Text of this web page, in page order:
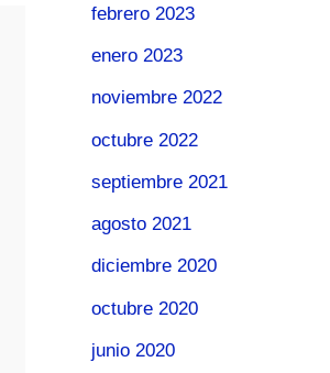
febrero 2023
enero 2023
noviembre 2022
octubre 2022
septiembre 2021
agosto 2021
diciembre 2020
octubre 2020
junio 2020